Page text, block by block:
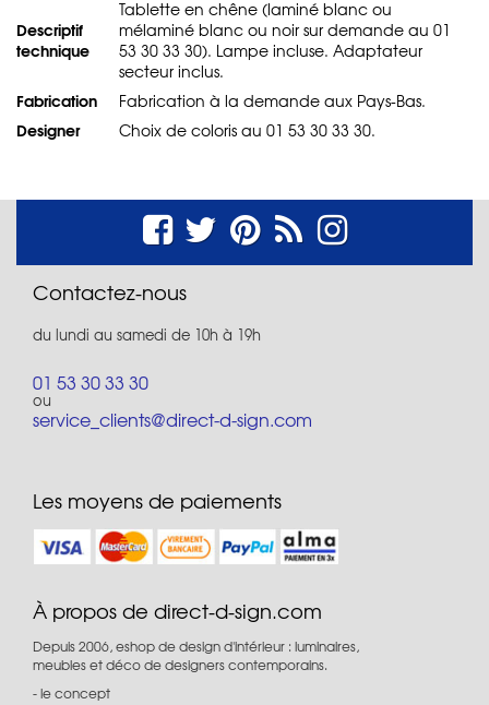
Descriptif
technique
Tablette en chêne (laminé blanc ou
mélaminé blanc ou noir sur demande au 01
53 30 33 30). Lampe incluse. Adaptateur
secteur inclus.
Fabrication Fabrication à la demande aux Pays-Bas.
Designer Choix de coloris au 01 53 30 33 30.
Contactez-nous
du lundi au samedi de 10h à 19h
01 53 30 33 30
ou
service_clients@direct-d-sign.com
Les moyens de paiements
À propos de direct-d-sign.com
Depuis 2006, eshop de design d'intérieur : luminaires,
meubles et déco de designers contemporains.
le concept